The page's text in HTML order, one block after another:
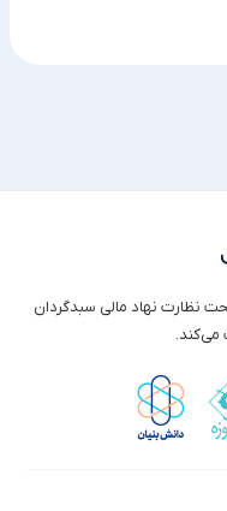
نظارت نهاد مالی سبدگردان
می‌کند.